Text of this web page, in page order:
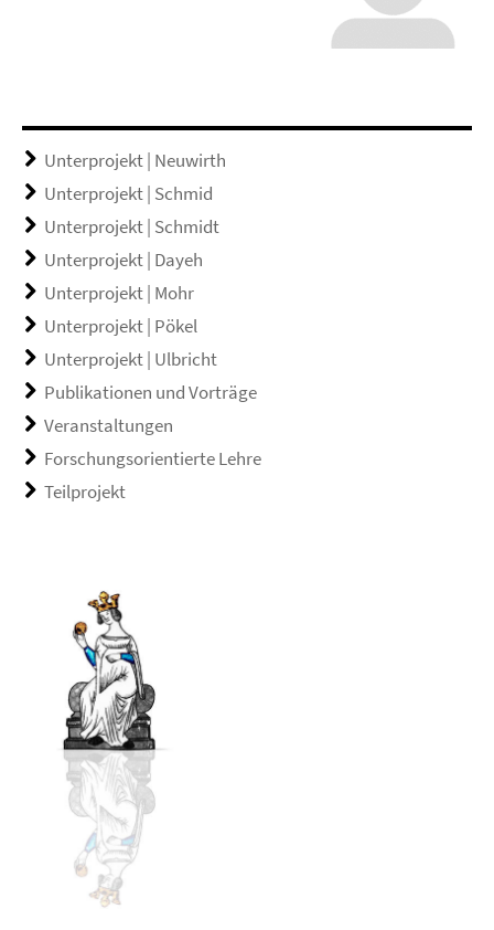
Unterprojekt | Neuwirth
Unterprojekt | Schmid
Unterprojekt | Schmidt
Unterprojekt | Dayeh
Unterprojekt | Mohr
Unterprojekt | Pökel
Unterprojekt | Ulbricht
Publikationen und Vorträge
Veranstaltungen
Forschungsorientierte Lehre
Teilprojekt